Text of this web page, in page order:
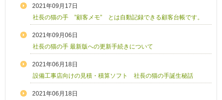
2021年09月17日
社長の猫の手 ”顧客メモ” とは自動記録できる顧客台帳です。
2021年09月06日
社長の猫の手 最新版への更新手続きについて
2021年06月18日
設備工事店向けの見積・積算ソフト 社長の猫の手誕生秘話
2021年06月18日